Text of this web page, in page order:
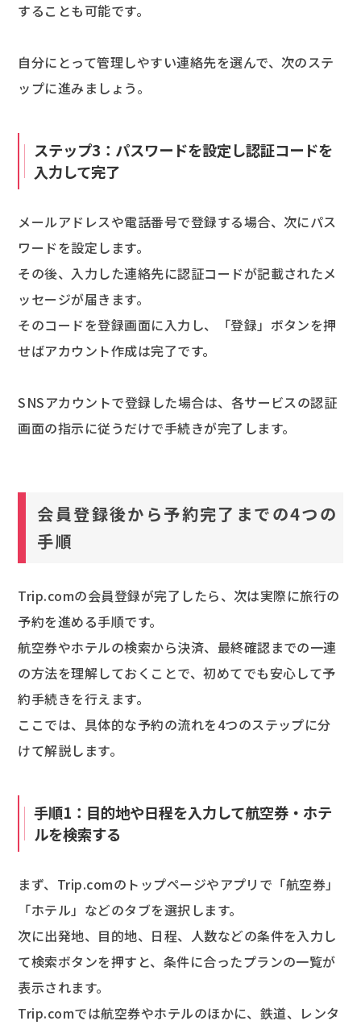
することも可能です。
自分にとって管理しやすい連絡先を選んで、次のステ
ップに進みましょう。
ステップ3：パスワードを設定し認証コードを
入力して完了
メールアドレスや電話番号で登録する場合、次にパス
ワードを設定します。
その後、入力した連絡先に認証コードが記載されたメ
ッセージが届きます。
そのコードを登録画面に入力し、「登録」ボタンを押
せばアカウント作成は完了です。
SNSアカウントで登録した場合は、各サービスの認証
画面の指示に従うだけで手続きが完了します。
会員登録後から予約完了までの4つの
手順
Trip.comの会員登録が完了したら、次は実際に旅行の
予約を進める手順です。
航空券やホテルの検索から決済、最終確認までの一連
の方法を理解しておくことで、初めてでも安心して予
約手続きを行えます。
ここでは、具体的な予約の流れを4つのステップに分
けて解説します。
手順1：目的地や日程を入力して航空券・ホテ
ルを検索する
まず、Trip.comのトップページやアプリで「航空券」
「ホテル」などのタブを選択します。
次に出発地、目的地、日程、人数などの条件を入力し
て検索ボタンを押すと、条件に合ったプランの一覧が
表示されます。
Trip.comでは航空券やホテルのほかに、鉄道、レンタ